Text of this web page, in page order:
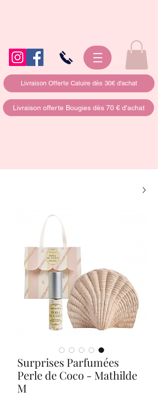
Livraison Offerte Caluire dès 30€ d'achat
Livraison offerte Bougies dès 70 € d'achat
Surprises Parfumées
Perle de Coco - Mathilde
M